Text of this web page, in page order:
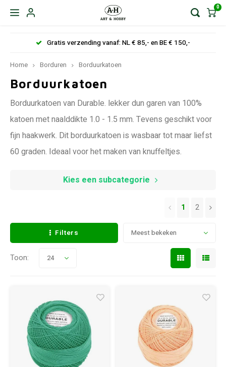
0
Gratis verzending vanaf: NL € 85,- en BE € 150,-
Home Borduren Borduurkatoen
Borduurkatoen
Borduurkatoen van Durable. lekker dun garen van 100%
katoen met naalddikte 1.0 - 1.5 mm. Tevens geschikt voor
fijn haakwerk. Dit borduurkatoen is wasbaar tot maar liefst
60 graden. Ideaal voor het maken van knuffeltjes.
Kies een subcategorie
Filters Meest bekeken
1 2
Toon: 24